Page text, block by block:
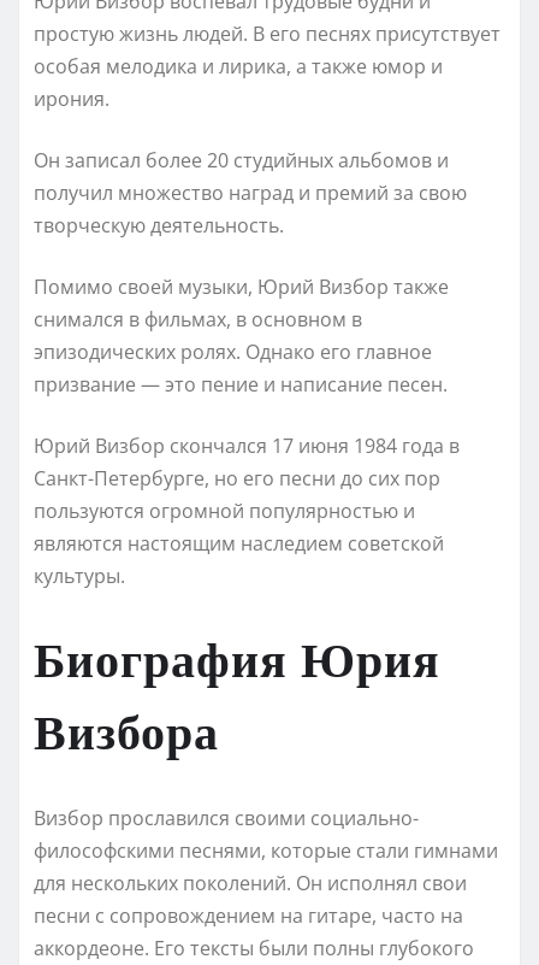
простую жизнь людей. В его песнях присутствует
особая мелодика и лирика, а также юмор и
ирония.
Он записал более 20 студийных альбомов и
получил множество наград и премий за свою
творческую деятельность.
Помимо своей музыки, Юрий Визбор также
снимался в фильмах, в основном в
эпизодических ролях. Однако его главное
призвание — это пение и написание песен.
Юрий Визбор скончался 17 июня 1984 года в
Санкт-Петербурге, но его песни до сих пор
пользуются огромной популярностью и
являются настоящим наследием советской
культуры.
Биография Юрия
Визбора
Визбор прославился своими социально-
философскими песнями, которые стали гимнами
для нескольких поколений. Он исполнял свои
песни с сопровождением на гитаре, часто на
аккордеоне. Его тексты были полны глубокого